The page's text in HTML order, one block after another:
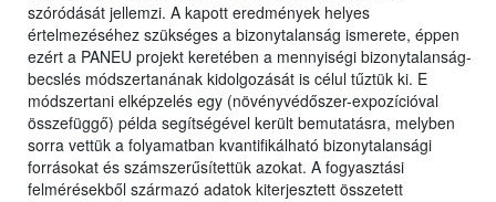
szóródását jellemzi. A kapott eredmények helyes
értelmezéséhez szükséges a bizonytalanság ismerete, éppen
ezért a PANEU projekt keretében a mennyiségi bizonytalanság-
becslés módszertanának kidolgozását is célul tűztük ki. E
módszertani elképzelés egy (növényvédőszer-expozícióval
összefüggő) példa segítségével került bemutatásra, melyben
sorra vettük a folyamatban kvantifikálható bizonytalansági
forrásokat és számszerűsítettük azokat. A fogyasztási
felmérésekből származó adatok kiterjesztett összetett